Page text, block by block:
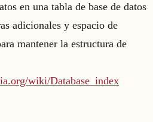
en una tabla de base de datos
adicionales y espacio de
mantener la estructura de
wiki/Database_index